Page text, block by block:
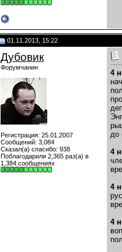
01.11.2013, 15:22
Дубовик
Форумчанин
Регистрация: 25.01.2007
Сообщений: 3,084
Сказал(а) спасибо: 938
Поблагодарили 2,365 раз(а) в
1,384 сообщениях
4
до
4
4
4